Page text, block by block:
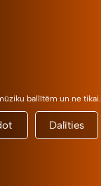
ballītēm un ne tikai.
Dalīties